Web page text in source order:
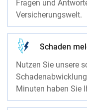
Fragen und
Versicherungswelt.
Schaden
Nutzen Sie unsere
Minuten haben Sie